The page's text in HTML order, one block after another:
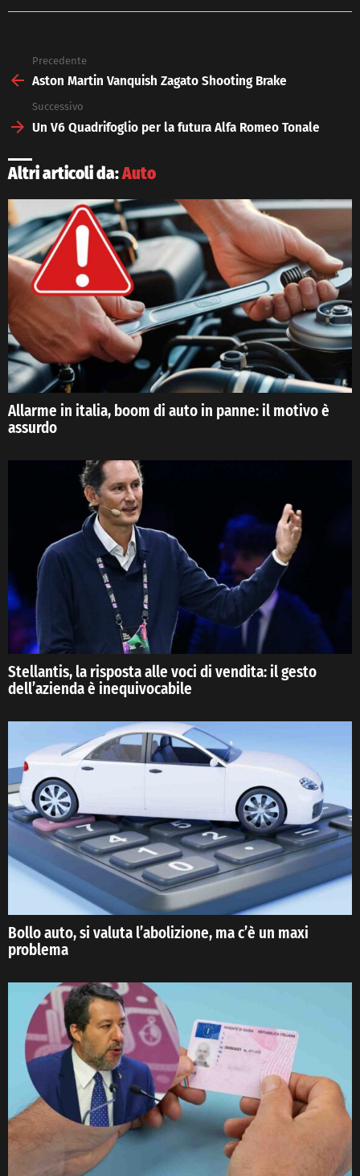
more
Precedente
Aston Martin Vanquish Zagato Shooting Brake
Successivo
Un V6 Quadrifoglio per la futura Alfa Romeo Tonale
Altri articoli da:Auto
Allarme in italia, boom di auto in panne: il motivo è
assurdo
Stellantis, la risposta alle voci di vendita: il gesto
dell’azienda è inequivocabile
Bollo auto, si valuta l’abolizione, ma c’è un maxi
problema